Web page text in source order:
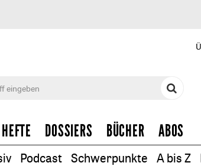
HEFTE DOSSIERS BÜCHER ABOS
Podcast Schwerpunkte A bis Z